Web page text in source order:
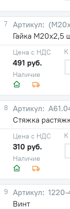
7
Гайка М20х2,5
Наличие
Цена с НДС
491 руб.
К
8
Стяжка
Наличие
Цена с НДС
310 руб.
К
9
Винт